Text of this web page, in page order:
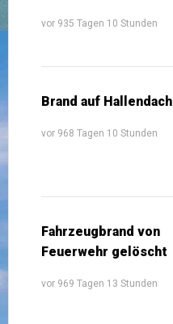
vor 935 Tagen 10 Stunden
Brand auf Hallendach
vor 968 Tagen 10 Stunden
Fahrzeugbrand von
Feuerwehr gelöscht
vor 969 Tagen 13 Stunden